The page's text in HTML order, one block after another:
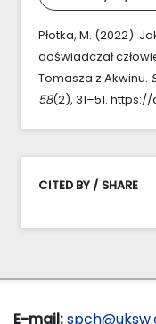
Płotka, M. (2022).
doświadczał
Tomasza z Akwinu.
58(2), 31–51.
CITED BY / SHARE
E-mail: